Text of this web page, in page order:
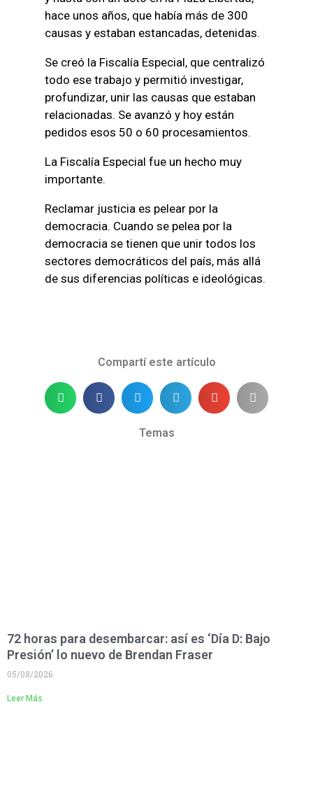
hace unos años, que había más de 300
causas y estaban estancadas, detenidas.
Se creó la Fiscalía Especial, que centralizó
todo ese trabajo y permitió investigar,
profundizar, unir las causas que estaban
relacionadas. Se avanzó y hoy están
pedidos esos 50 o 60 procesamientos.
La Fiscalía Especial fue un hecho muy
importante.
Reclamar justicia es pelear por la
democracia. Cuando se pelea por la
democracia se tienen que unir todos los
sectores democráticos del país, más allá
de sus diferencias políticas e ideológicas.
Compartí este artículo
Temas
72 horas para desembarcar: así es ‘Día D: Bajo
Presión’ lo nuevo de Brendan Fraser
05/08/2026
Leer Más